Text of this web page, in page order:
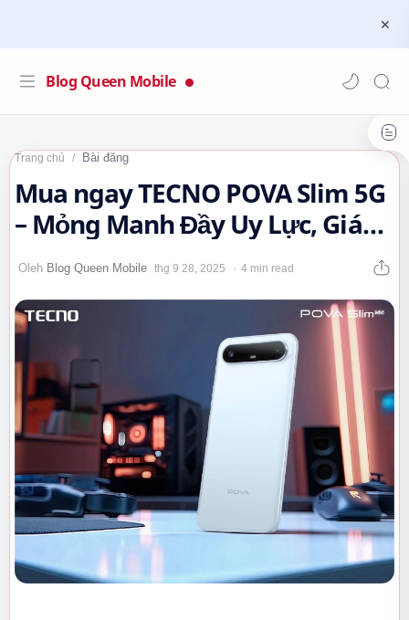
Blog Queen Mobile
Trang chủ Bài đăng
Mua ngay TECNO POVA Slim 5G
– Mỏng Manh Đầy Uy Lực, Giá
Cực Tốt!…
4 min read